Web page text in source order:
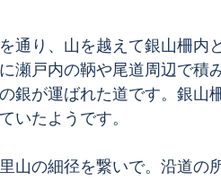
通り、山を越えて銀山柵内
瀬戸内の鞆や尾道周辺で積
銀が運ばれた道です。銀山
いたようです。
山の細径を繋いで。沿道の